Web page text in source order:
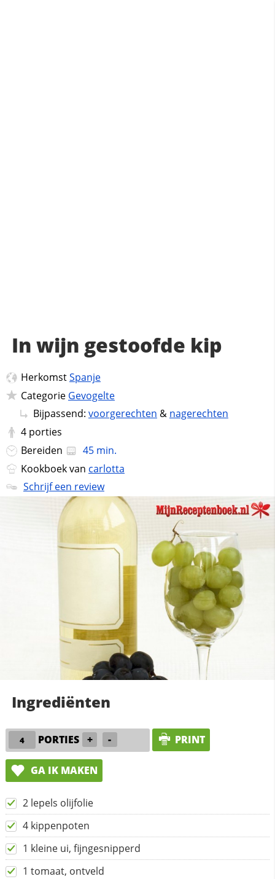
In wijn gestoofde kip
HerkomstSpanje
Categorie Gevogelte
Bijpassend: voorgerechten & nagerechten
4 porties
Bereiden
45 min.
Kookboek van carlotta
Schrijf een review
Ingrediënten
PORTIES + - PRINT
GA IK MAKEN
2 lepels olijfolie
4 kippenpoten
1 kleine ui, fijngesnipperd
1 tomaat, ontveld